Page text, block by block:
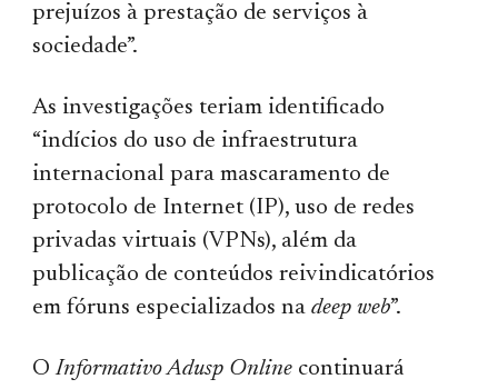
prejuízos à prestação de serviços à
sociedade”.
As investigações teriam identificado
“indícios do uso de infraestrutura
internacional para mascaramento de
protocolo de Internet (IP), uso de redes
privadas virtuais (VPNs), além da
publicação de conteúdos reivindicatórios
em fóruns especializados nadeep web”.
OInformativo Adusp Online continuará